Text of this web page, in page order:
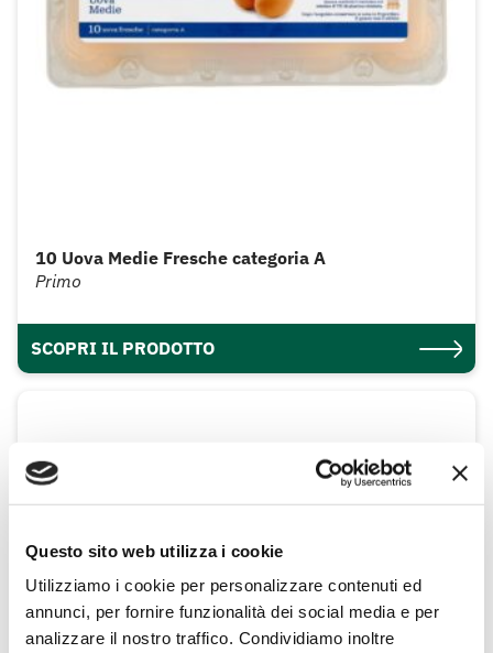
Questo sito web utilizza i cookie
Utilizziamo i cookie per personalizzare contenuti ed
annunci, per fornire funzionalità dei social media e per
analizzare il nostro traffico. Condividiamo inoltre
10 Uova Medie Fresche categoria A
Primo
SCOPRI IL PRODOTTO